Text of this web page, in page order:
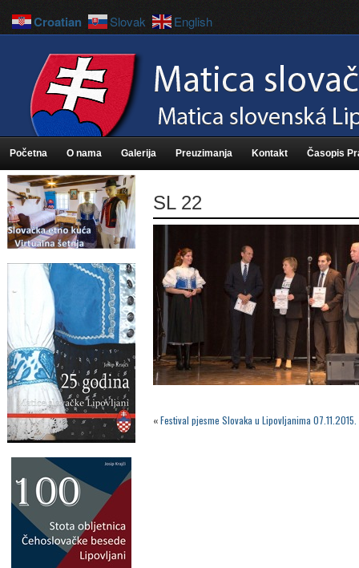
Početna O nama Galerija Preuzimanja Kontakt Časopis
SL 22
«Festival pjesme Slovaka u Lipovljanima 07.11.2015.
Croatian Slovak English